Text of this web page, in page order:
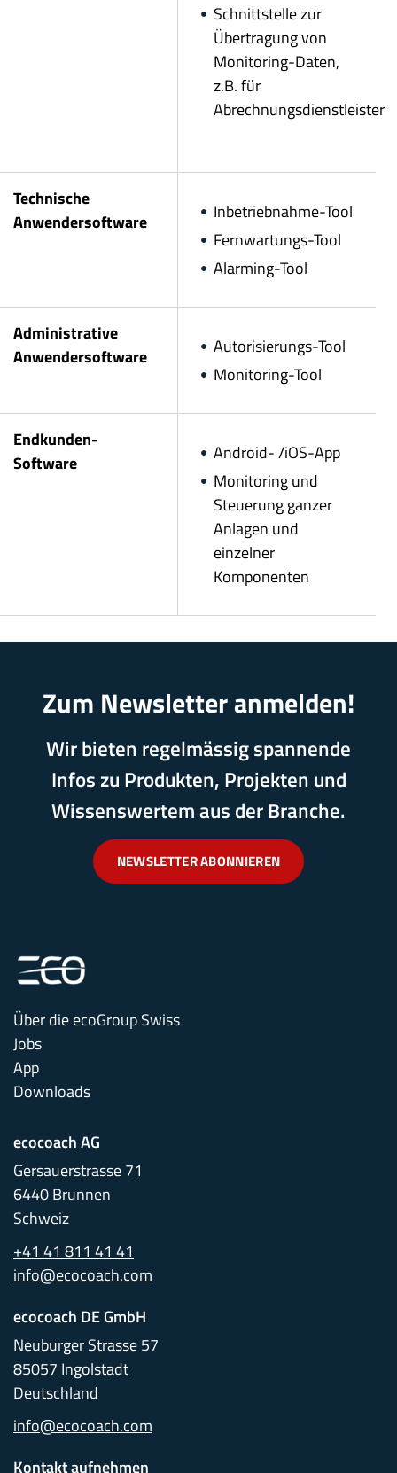
Schnittstelle zur
Übertragung von
Monitoring-Daten,
z.B. für
Abrechnungsdienstleister
Technische
Anwendersoftware
Inbetriebnahme-Tool
Fernwartungs-Tool
Alarming-Tool
Administrative
Anwendersoftware
Autorisierungs-Tool
Monitoring-Tool
Endkunden-
Software
Android- /iOS-App
Monitoring und
Steuerung ganzer
Anlagen und
einzelner
Komponenten
Zum Newsletter anmelden!
Wir bieten regelmässig spannende
Infos zu Produkten, Projekten und
Wissenswertem aus der Branche.
NEWSLETTER ABONNIEREN
Über die ecoGroup Swiss
Jobs
App
Downloads
ecocoach AG
Gersauerstrasse 71
6440 Brunnen
Schweiz
+41 41 811 41 41
info@ecocoach.com
ecocoach DE GmbH
Neuburger Strasse 57
85057 Ingolstadt
Deutschland
info@ecocoach.com
Kontakt aufnehmen